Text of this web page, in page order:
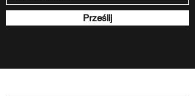
Prześlij